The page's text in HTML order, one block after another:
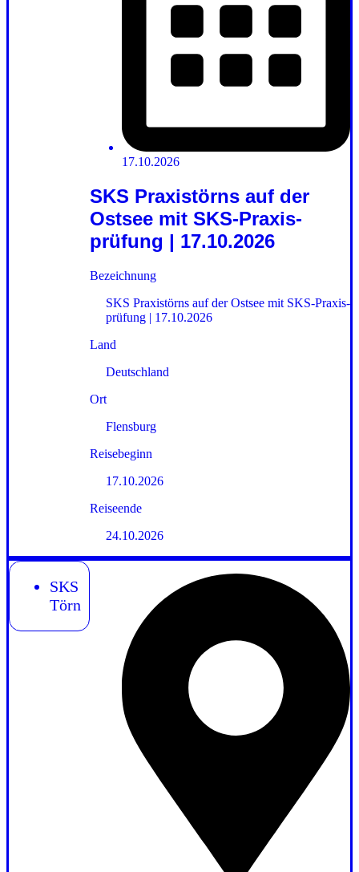
17.10.2026
SKS Praxistörns auf der
Ostsee mit SKS-Praxis­
prüfung | 17.10.2026
Bezeichnung
SKS Praxistörns auf der Ostsee mit SKS-Praxis­
prüfung | 17.10.2026
Land
Deutschland
Ort
Flensburg
Reisebeginn
17.10.2026
Reiseende
24.10.2026
SKS
Törn